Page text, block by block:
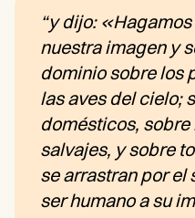
“y dijo:
nuestra imagen y
dominio sobre los
las aves del cielo;
domésticos,
salvajes, y sobre
se arrastran por el
ser humano a su